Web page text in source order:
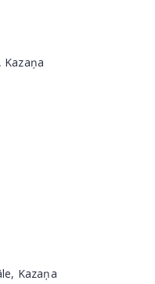
Kazaņa
Kazaņa